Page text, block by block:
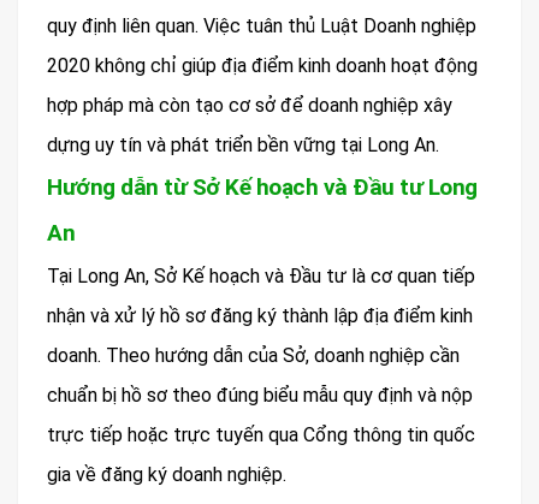
quy định liên quan. Việc tuân thủ Luật Doanh nghiệp
2020 không chỉ giúp địa điểm kinh doanh hoạt động
hợp pháp mà còn tạo cơ sở để doanh nghiệp xây
dựng uy tín và phát triển bền vững tại Long An.
Hướng dẫn từ Sở Kế hoạch và Đầu tư Long
An
Tại Long An, Sở Kế hoạch và Đầu tư là cơ quan tiếp
nhận và xử lý hồ sơ đăng ký thành lập địa điểm kinh
doanh. Theo hướng dẫn của Sở, doanh nghiệp cần
chuẩn bị hồ sơ theo đúng biểu mẫu quy định và nộp
trực tiếp hoặc trực tuyến qua Cổng thông tin quốc
gia về đăng ký doanh nghiệp.